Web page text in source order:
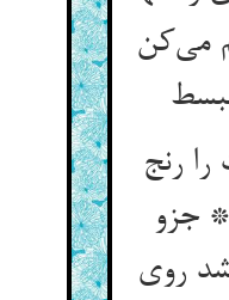
می‌‌کن
رنج
جزو
روی